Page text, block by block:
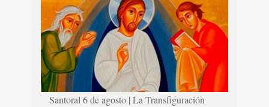
Santoral 6 de agosto | La Transfiguración